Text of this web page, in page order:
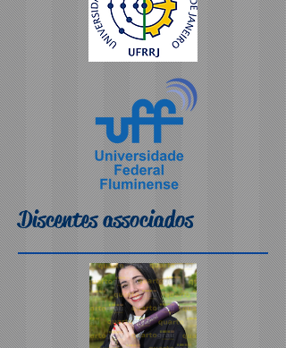
Discentes associados